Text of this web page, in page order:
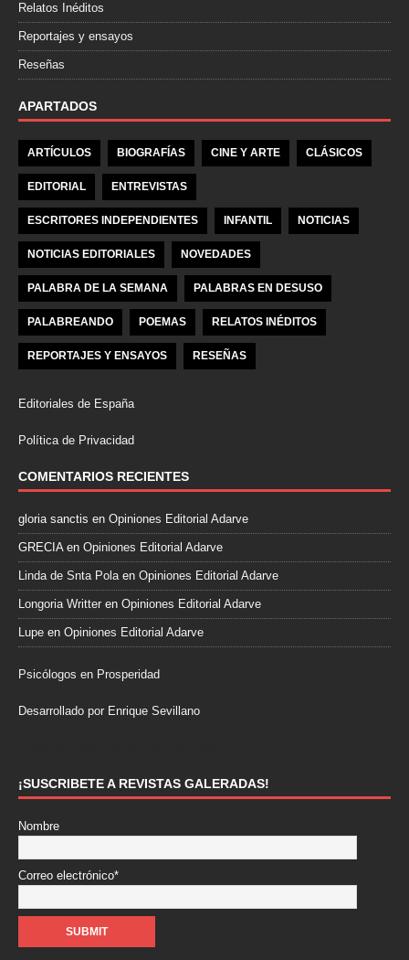
Relatos Inéditos
Reportajes y ensayos
Reseñas
APARTADOS
ARTÍCULOS BIOGRAFÍAS CINE Y ARTE CLÁSICOS
EDITORIAL ENTREVISTAS
ESCRITORES INDEPENDIENTES INFANTIL NOTICIAS
NOTICIAS EDITORIALES NOVEDADES
PALABRA DE LA SEMANA PALABRAS EN DESUSO
PALABREANDO POEMAS RELATOS INÉDITOS
REPORTAJES Y ENSAYOS RESEÑAS
Editoriales de España
Política de Privacidad
COMENTARIOS RECIENTES
gloria sanctis en Opiniones Editorial Adarve
GRECIAen Opiniones Editorial Adarve
Linda de Snta Polaen Opiniones Editorial Adarve
Longoria Writter en Opiniones Editorial Adarve
Lupe en Opiniones Editorial Adarve
Psicólogos en Prosperidad
Desarrollado por Enrique Sevillano
¡SUSCRIBETE A REVISTAS GALERADAS!
Nombre
Correo electrónico*